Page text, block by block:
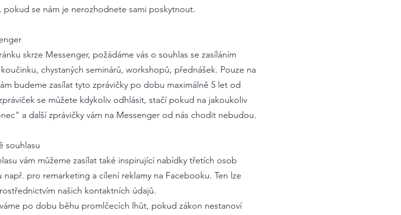
se nám je nerozhodnete sami poskytnout.
skrze Messenger, požádáme vás o souhlas se zasíláním
chystaných seminárů, workshopů, přednášek. Pouze na
budeme zasílat tyto zprávičky po dobu maximálně 5 let od
se můžete kdykoliv odhlásit, stačí pokud na jakoukoliv
a další zprávičky vám na Messenger od nás chodit nebudou.
souhlasu
vám můžeme zasílat také inspirující nabídky třetích osob
pro remarketing a cílení reklamy na Facebooku. Ten lze
našich kontaktních údajů.
po dobu běhu promlčecích lhůt, pokud zákon nestanoví